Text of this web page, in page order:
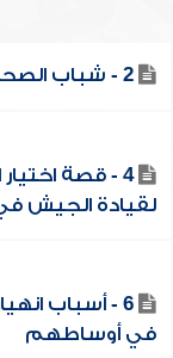
2 - شباب الصحابة وهم حمل الدين ونشره
4 - قصة
لقيادة الجيش
6 - أسباب
في أوساطهم